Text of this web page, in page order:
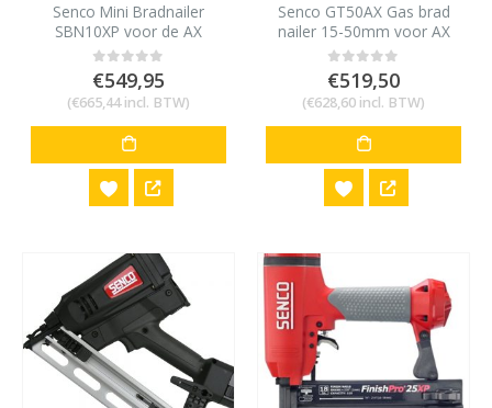
Senco Mini Bradnailer
SBN10XP voor de AX
minibrad 12 tot 25 mm
0out of 5
€549,95
(€665,44incl. BTW)
Senco GT50AX Gas brad
nailer 15-50mm voor AX
minibrads 18 gauge
0out of 5
€519,50
(€628,60 incl. BTW)